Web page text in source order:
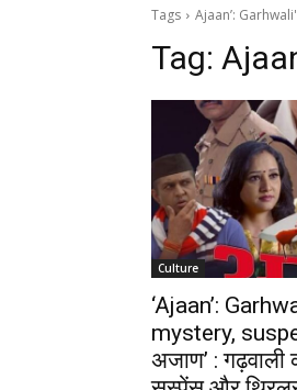
Tags Ajaan’:
Tag:
Culture
‘Ajaan’:
mystery,
अजाण’ : गढ़वाली